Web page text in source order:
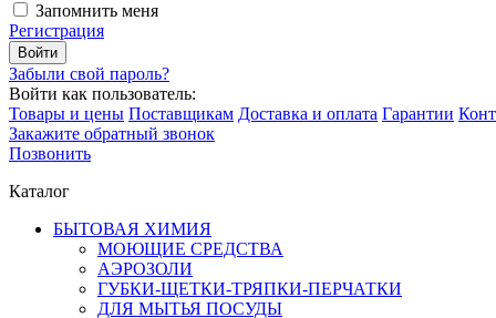
Запомнить меня
Регистрация
Забыли свой пароль?
Войти как пользователь:
Товары и цены Поставщикам Доставка и оплата Гарантии
Закажите обратный звонок
Позвонить
Каталог
БЫТОВАЯ ХИМИЯ
МОЮЩИЕ СРЕДСТВА
АЭРОЗОЛИ
ГУБКИ-ЩЕТКИ-ТРЯПКИ-ПЕРЧАТКИ
ДЛЯ МЫТЬЯ ПОСУДЫ